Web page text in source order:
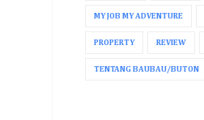
MY JOB MY ADVENTURE
PROPERTY REVIEW
TENTANG BAUBAU/BUTON